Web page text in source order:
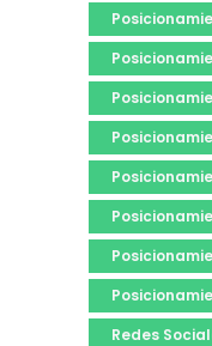
Redes